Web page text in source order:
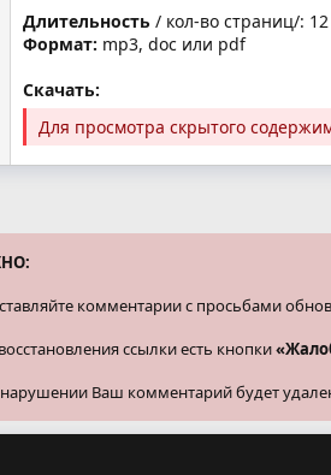
Длительность / кол-во страниц/:
Формат: mp3, doc или pdf
Скачать:
Для просмотра скрытого
комментарии с просьбами
ссылки есть кнопки
Ваш комментарий будет